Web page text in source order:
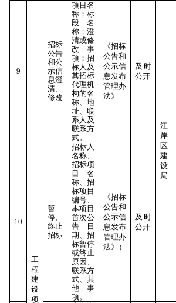
9
工
程
建
设
项
招标
公告
和公
示信
息澄
清、
修改
项目名
称；标
段名
称；澄
清或修
改事
项；招
标人及
其招标
代理机
构的名
称、地
址、联
系人及
联系方
式。
《招标
公告和
公示信
息发布
管理办
法》
及时
公开
江
岸
区
建
设
局
10
暂
停、
终止
招标
招标人
名称、
招标项
目名
称、招
标项目
编号、
本项目
首次公
告日
期、招
标暂停
或终止
原因、
联系方
式、其
他事
项。
《招标
公告和
公示信
息发布
管理办
法》）
及时
公开